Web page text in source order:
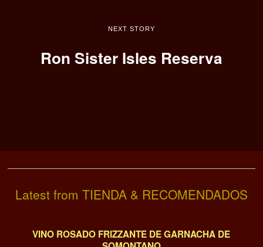
NEXT STORY
Ron Sister Isles Reserva
Latest from TIENDA & RECOMENDADOS
VINO ROSADO FRIZZANTE DE GARNACHA DE